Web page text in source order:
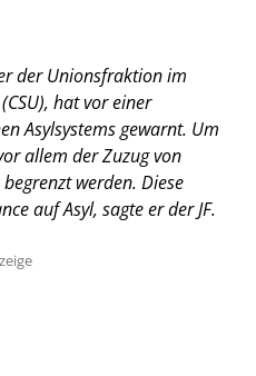
der Unionsfraktion im
hat vor einer
Asylsystems gewarnt. Um
allem der Zuzug von
werden. Diese
auf Asyl, sagte er der JF.